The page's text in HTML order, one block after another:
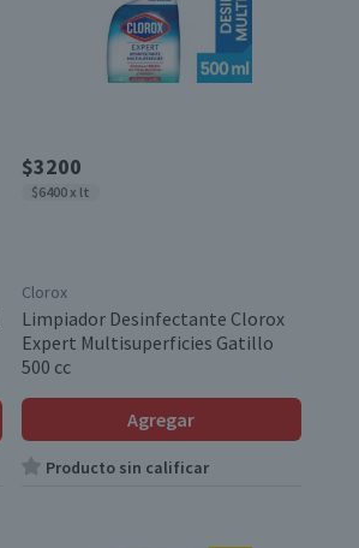
$3200
$6400 x lt
Clorox
Limpiador Desinfectante Clorox
Expert Multisuperficies Gatillo
500 cc
Agregar
Producto sin calificar